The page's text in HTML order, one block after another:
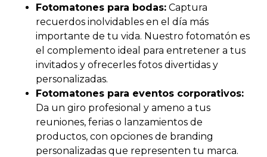
Fotomatones para bodas: Captura
recuerdos inolvidables en el día más
importante de tu vida. Nuestro fotomatón es
el complemento ideal para entretener a tus
invitados y ofrecerles fotos divertidas y
personalizadas.
Fotomatones para eventos corporativos:
Da un giro profesional y ameno a tus
reuniones, ferias o lanzamientos de
productos, con opciones de branding
personalizadas que representen tu marca.